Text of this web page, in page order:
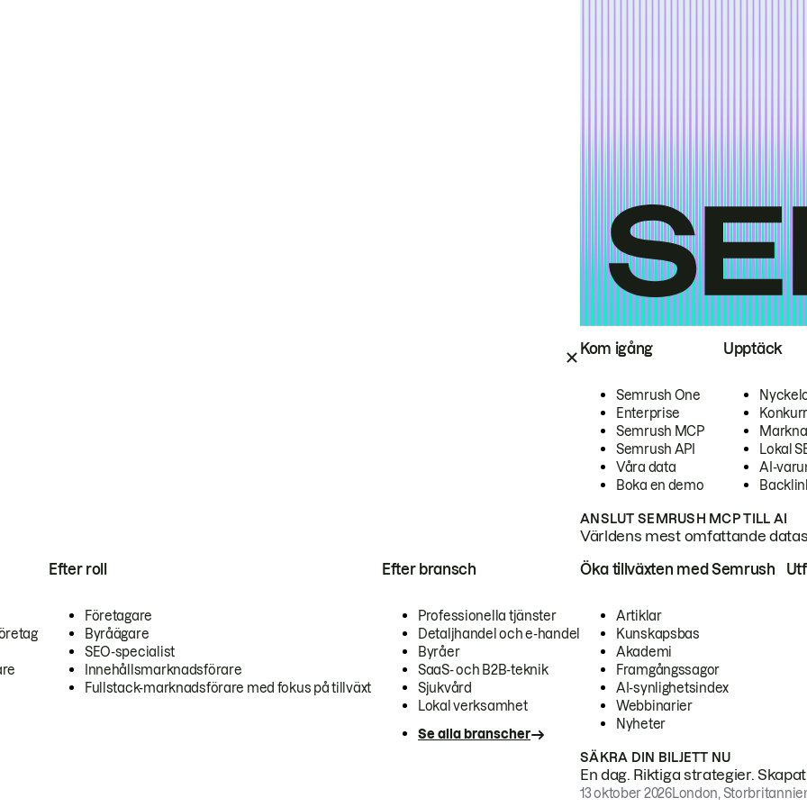
Kom igång
Semrush One
Enterprise
Semrush MCP
Semrush API
Våra data
Boka en demo
Upptäck
Lokal
AI-
ANSLUT SEMRUSH MCP TILL AI
Världens mest omfattande
Efter roll
Företagare
Byråägare
SEO-specialist
Innehållsmarknadsförare
Fullstack-marknadsförare med fokus på tillväxt
Efter bransch
Professionella tjänster
Detaljhandel och e-handel
Byråer
SaaS- och B2B-teknik
Sjukvård
Lokal verksamhet
Se alla branscher
Öka tillväxten med Semrush
Artiklar
Kunskapsbas
Akademi
Framgångssagor
AI-synlighetsindex
Webbinarier
Nyheter
SÄKRA DIN BILJETT NU
En dag. Riktiga strategier.
13 oktober 2026London,